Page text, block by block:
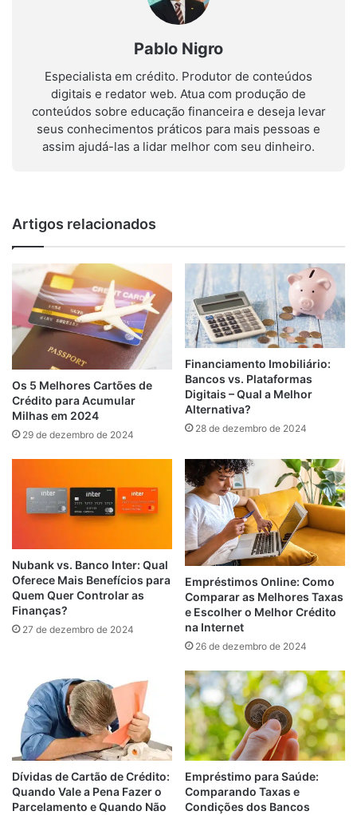
Pablo Nigro
Especialista em crédito. Produtor de conteúdos
digitais e redator web. Atua com produção de
conteúdos sobre educação financeira e deseja levar
seus conhecimentos práticos para mais pessoas e
assim ajudá-las a lidar melhor com seu dinheiro.
Artigos relacionados
Os 5 Melhores Cartões de
Crédito para Acumular
Milhas em 2024
29 de dezembro de 2024
Financiamento Imobiliário:
Bancos vs. Plataformas
Digitais – Qual a Melhor
Alternativa?
28 de dezembro de 2024
Nubank vs. Banco Inter: Qual
Oferece Mais Benefícios para
Quem Quer Controlar as
Finanças?
27 de dezembro de 2024
Empréstimos Online: Como
Comparar as Melhores Taxas
e Escolher o Melhor Crédito
na Internet
26 de dezembro de 2024
Dívidas de Cartão de Crédito:
Quando Vale a Pena Fazer o
Parcelamento e Quando Não
Empréstimo para Saúde:
Comparando Taxas e
Condições dos Bancos